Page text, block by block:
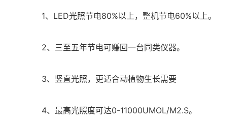
1、LED光照节电80%以上，整机节电60%以上。
2、三至五年节电可赚回一台同类仪器。
3、竖直光照，更适合动植物生长需要
4、最高光照度可达0-11000UMOL/M2.S。